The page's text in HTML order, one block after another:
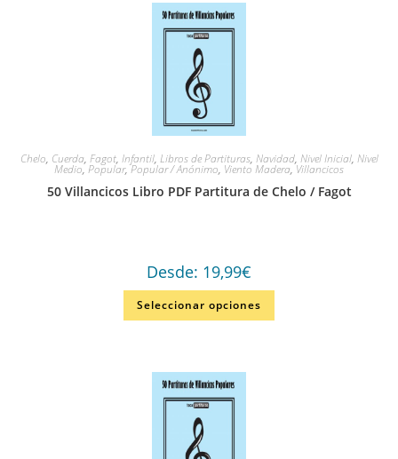
Chelo, Cuerda, Fagot, Infantil, Libros de Partituras, Navidad, Nivel Inicial, Nivel
Medio,Popular,Popular / Anónimo, Viento Madera,Villancicos
50 Villancicos Libro PDF Partitura de Chelo / Fagot
Desde: 19,99€
Seleccionar opciones